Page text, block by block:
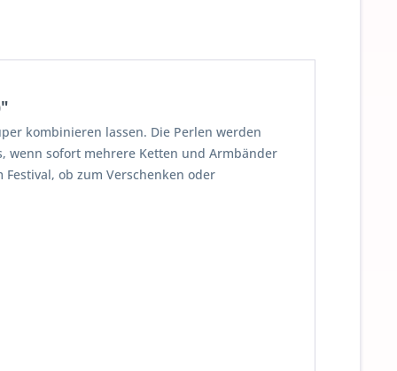
kombinieren lassen. Die Perlen werden
wenn sofort mehrere Ketten und Armbänder
ob zum Verschenken oder